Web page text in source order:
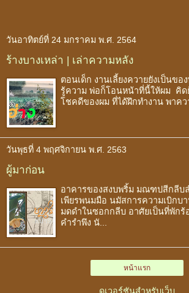
วันอาทิตย์ที่ 24 มกราคม พ.ศ. 2564
ร้างบางเหล่า | เล่าความหลัง
ตอนเด็ก งานเลี้ยงควายยังเป็นข
รู้ความ พ่อก็โอนหน้าที่นี้ให้ผม คิด
โชคดีของผม ที่ได้ฝึกทำงาน พาควา
วันพุธที่ 4 พฤศจิกายน พ.ศ. 2563
ผู้มาก่อน
อาคารของสงบพริ้ม มณฑปสีกลีบ
เพียรพนมมือ นมัสการความเบิกบ
มดดำในซอกกลีบ อาศัยเป็นที่พักร้
คำรำพึง นั...
หน้าแรก
ดูเวอร์ชันสำหรับเว็บ